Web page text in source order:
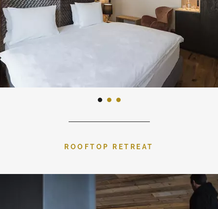
ROOFTOP RETREAT